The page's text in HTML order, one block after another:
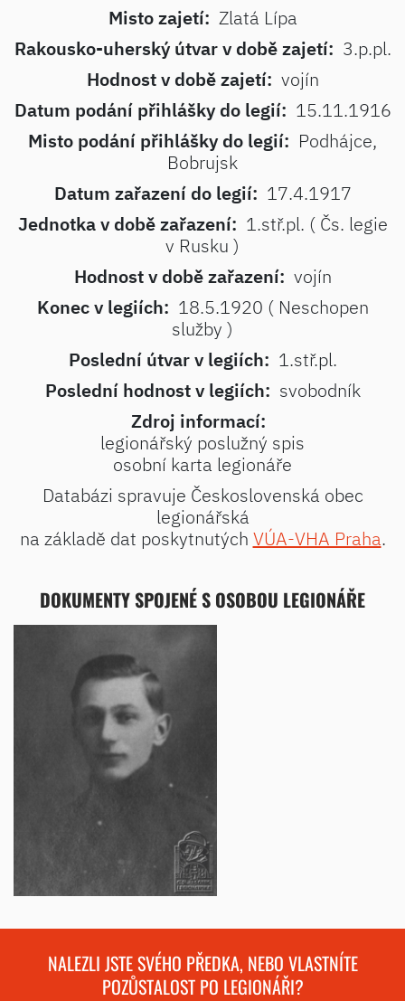
Misto zajetí: Zlatá Lípa
Rakousko-uherský útvar v době zajetí: 3.p.pl.
Hodnost v době zajetí: vojín
Datum podání přihlášky do legií: 15.11.1916
Misto podání přihlášky do legií: Podhájce,
Bobrujsk
Datum zařazení do legií: 17.4.1917
Jednotka v době zařazení: 1.stř.pl. ( Čs. legie
v Rusku )
Hodnost v době zařazení: vojín
Konec v legiích: 18.5.1920 ( Neschopen
služby )
Poslední útvar v legiích: 1.stř.pl.
Poslední hodnost v legiích: svobodník
Zdroj informací:
legionářský poslužný spis
osobní karta legionáře
Databázi spravuje Československá obec
legionářská
na základě dat poskytnutých VÚA-VHA Praha.
DOKUMENTY SPOJENÉ S OSOBOU LEGIONÁŘE
NALEZLI JSTE SVÉHO PŘEDKA, NEBO VLASTNÍTE
POZŮSTALOST PO LEGIONÁŘI?